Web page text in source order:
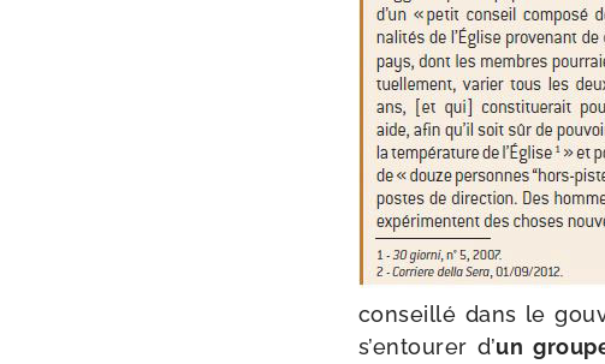
conseillé dans le
s’en­tou­rer d’un